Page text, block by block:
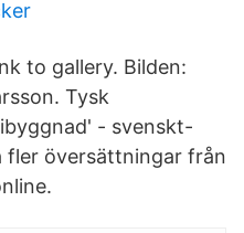
to gallery. Bilden:
Tysk
- svenskt-
fler översättningar från